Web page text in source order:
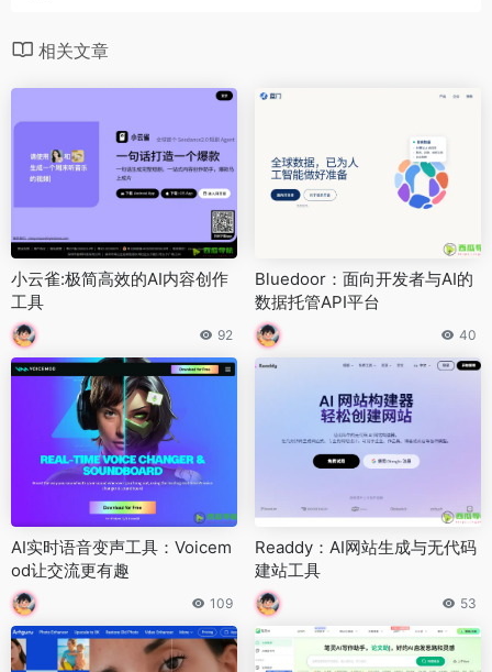
相关文章
小云雀:极简高效的AI内容创作
工具
92
Bluedoor：面向开发者与AI的
数据托管API平台
40
AI实时语音变声工具：Voicem
od让交流更有趣
109
Readdy：AI网站生成与无代码
建站工具
53